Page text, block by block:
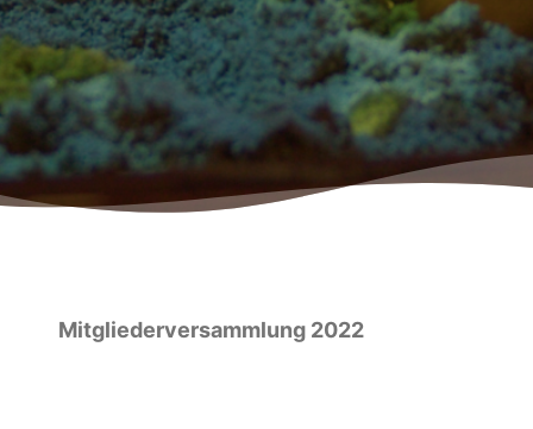
Mitgliederversammlung 2022